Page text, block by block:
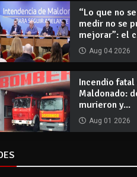
“Lo que no
medir no se
mejorar”: el
Aug 04 2026
Incendio fatal
Maldonado:
murieron y...
Aug 01 2026